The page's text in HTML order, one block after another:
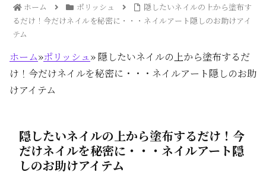
ホーム ポリッシュ
隠したいネイルの上から塗布す
るだけ！今だけネイルを秘密に・・・ネイルアート隠しのお助けアイ
テム
ホーム»ポリッシュ» 隠したいネイルの上から塗布するだ
け！今だけネイルを秘密に・・・ネイルアート隠しのお助
けアイテム
隠したいネイルの上から塗布するだけ！今
だけネイルを秘密に・・・ネイルアート隠
しのお助けアイテム